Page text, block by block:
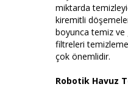
miktarda
kiremitli
boyunca temiz ve
filtreleri
çok önemlidir.
Robotik Havuz